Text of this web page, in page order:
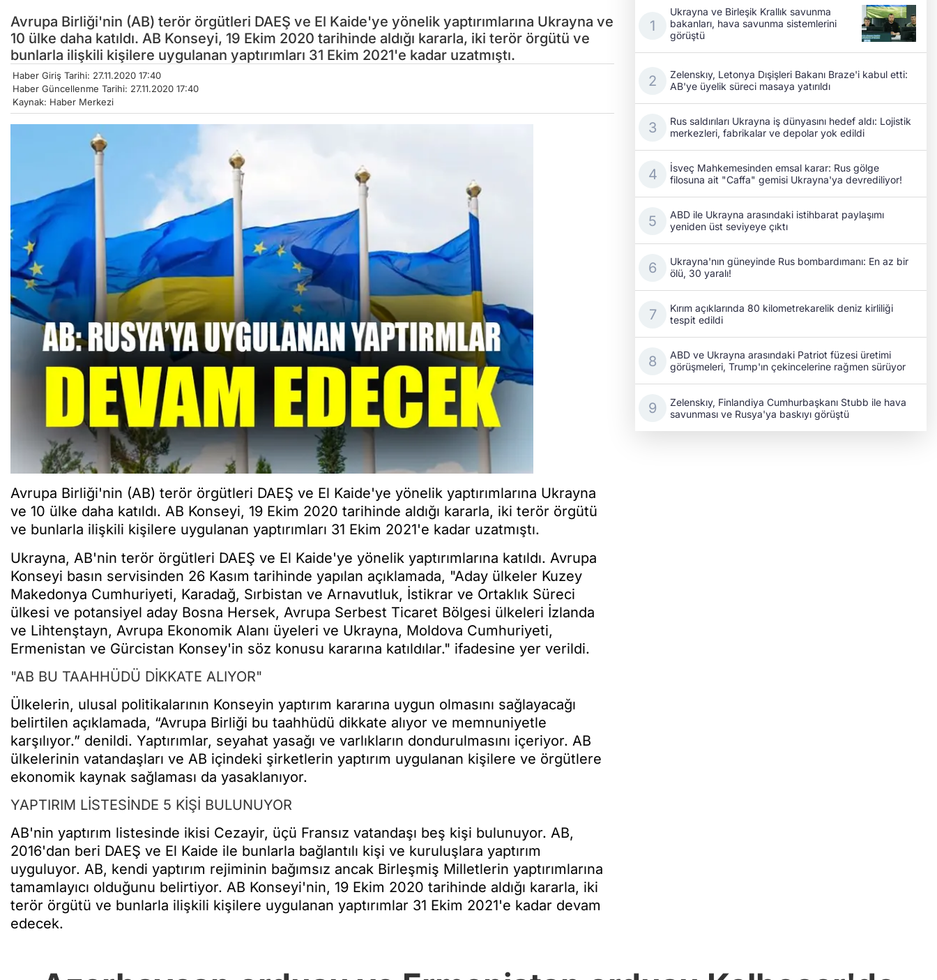
Avrupa Birliği'nin (AB) terör örgütleri DAEŞ ve El Kaide'ye yönelik yaptırımlarına Ukrayna ve
10 ülke daha katıldı. AB Konseyi, 19 Ekim 2020 tarihinde aldığı kararla, iki terör örgütü ve
bunlarla ilişkili kişilere uygulanan yaptırımları 31 Ekim 2021'e kadar uzatmıştı.
Haber Giriş Tarihi: 27.11.2020 17:40
Haber Güncellenme Tarihi: 27.11.2020 17:40
Kaynak: Haber Merkezi
Avrupa Birliği'nin (AB) terör örgütleri DAEŞ ve El Kaide'ye yönelik yaptırımlarına Ukrayna
ve 10 ülke daha katıldı. AB Konseyi, 19 Ekim 2020 tarihinde aldığı kararla, iki terör örgütü
ve bunlarla ilişkili kişilere uygulanan yaptırımları 31 Ekim 2021'e kadar uzatmıştı.
Ukrayna, AB'nin terör örgütleri DAEŞ ve El Kaide'ye yönelik yaptırımlarına katıldı. Avrupa
Konseyi basın servisinden 26 Kasım tarihinde yapılan açıklamada, "Aday ülkeler Kuzey
Makedonya Cumhuriyeti, Karadağ, Sırbistan ve Arnavutluk, İstikrar ve Ortaklık Süreci
ülkesi ve potansiyel aday Bosna Hersek, Avrupa Serbest Ticaret Bölgesi ülkeleri İzlanda
ve Lihtenştayn, Avrupa Ekonomik Alanı üyeleri ve Ukrayna, Moldova Cumhuriyeti,
Ermenistan ve Gürcistan Konsey'in söz konusu kararına katıldılar." ifadesine yer verildi.
"AB BU TAAHHÜDÜ DİKKATE ALIYOR"
Ülkelerin, ulusal politikalarının Konseyin yaptırım kararına uygun olmasını sağlayacağı
belirtilen açıklamada, “Avrupa Birliği bu taahhüdü dikkate alıyor ve memnuniyetle
karşılıyor.” denildi. Yaptırımlar, seyahat yasağı ve varlıkların dondurulmasını içeriyor. AB
ülkelerinin vatandaşları ve AB içindeki şirketlerin yaptırım uygulanan kişilere ve örgütlere
ekonomik kaynak sağlaması da yasaklanıyor.
YAPTIRIM LİSTESİNDE 5 KİŞİ BULUNUYOR
AB'nin yaptırım listesinde ikisi Cezayir, üçü Fransız vatandaşı beş kişi bulunuyor. AB,
2016'dan beri DAEŞ ve El Kaide ile bunlarla bağlantılı kişi ve kuruluşlara yaptırım
uyguluyor. AB, kendi yaptırım rejiminin bağımsız ancak Birleşmiş Milletlerin yaptırımlarına
tamamlayıcı olduğunu belirtiyor. AB Konseyi'nin, 19 Ekim 2020 tarihinde aldığı kararla, iki
terör örgütü ve bunlarla ilişkili kişilere uygulanan yaptırımlar 31 Ekim 2021'e kadar devam
edecek.
Ukrayna ve Birleşik Krallık savunma
bakanları, hava savunma sistemlerini
görüştü
Zelenskıy, Letonya Dışişleri Bakanı Braze'i kabul etti:
AB'ye üyelik süreci masaya yatırıldı
Rus saldırıları Ukrayna iş dünyasını hedef aldı: Lojistik
merkezleri, fabrikalar ve depolar yok edildi
İsveç Mahkemesinden emsal karar: Rus gölge
filosuna ait "Caffa" gemisi Ukrayna'ya devrediliyor!
ABD ile Ukrayna arasındaki istihbarat paylaşımı
yeniden üst seviyeye çıktı
Ukrayna'nın güneyinde Rus bombardımanı: En az bir
ölü, 30 yaralı!
Kırım açıklarında 80 kilometrekarelik deniz kirliliği
tespit edildi
ABD ve Ukrayna arasındaki Patriot füzesi üretimi
görüşmeleri, Trump'ın çekincelerine rağmen sürüyor
Zelenskıy, Finlandiya Cumhurbaşkanı Stubb ile hava
savunması ve Rusya'ya baskıyı görüştü